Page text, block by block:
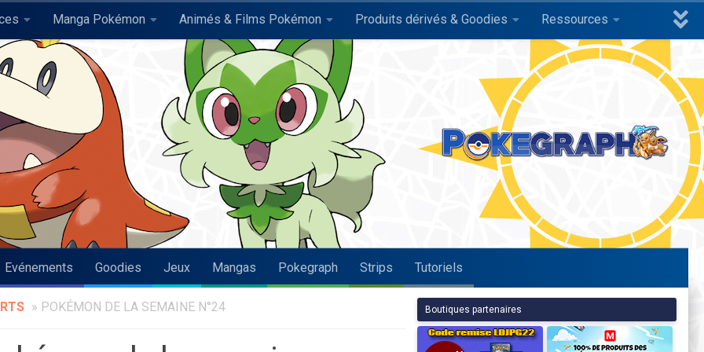
Manga Pokémon Animés & Films Pokémon Produits dérivés & Goodies Ressources
Evénements Goodies Jeux Mangas Pokegraph Strips Tutoriels
» POKÉMON DE LA SEMAINE N°24 Boutiques partenaires